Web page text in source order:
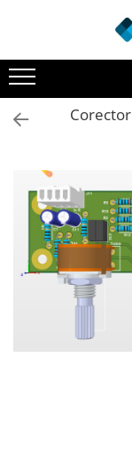
Toate Produsele
Audio
Auto
Instrumente de
Multimetre Digitale
Scule Atelier
Surse de
Termometre
Accesorii